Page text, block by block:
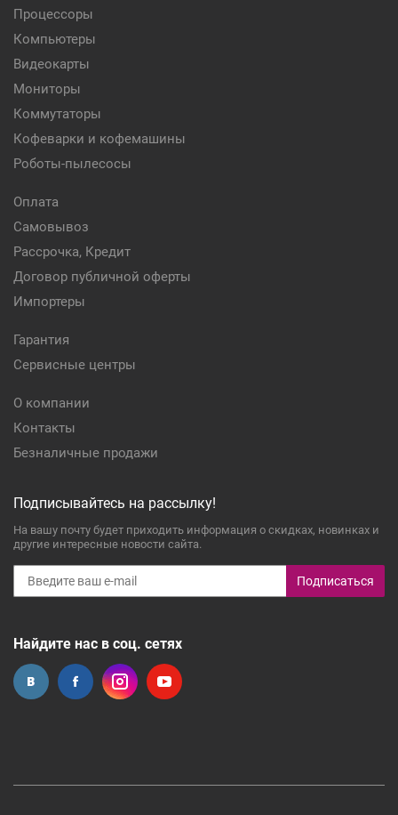
Процессоры
Компьютеры
Видеокарты
Мониторы
Коммутаторы
Кофеварки и кофемашины
Роботы-пылесосы
Оплата
Самовывоз
Рассрочка, Кредит
Договор публичной оферты
Импортеры
Гарантия
Сервисные центры
О компании
Контакты
Безналичные продажи
Подписывайтесь на рассылку!
На вашу почту будет приходить информация о скидках, новинках и
другие интересные новости сайта.
Подписаться
Найдите нас в соц. сетях